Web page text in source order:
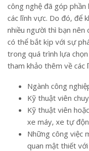
công nghệ đã góp
các lĩnh vực. Do đó, để
nhiều người thì bạn nên
có thể bắt kịp với sự
trong quá trình lựa
tham khảo thêm về các
Ngành công
Kỹ thuật viên
Kỹ thuật viên
xe máy, xe tự
Những công việc
quan mật thiết